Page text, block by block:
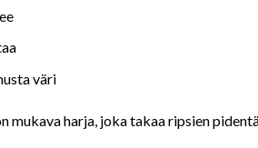
väri
mukava harja, joka takaa ripsien